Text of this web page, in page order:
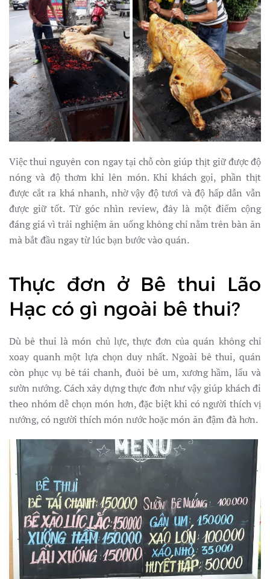
Việc thui nguyên con ngay tại chỗ còn giúp thịt giữ được độ
nóng và độ thơm khi lên món. Khi khách gọi, phần thịt
được cắt ra khá nhanh, nhờ vậy độ tươi và độ hấp dẫn vẫn
được giữ tốt. Từ góc nhìn review, đây là một điểm cộng
đáng giá vì trải nghiệm ăn uống không chỉ nằm trên bàn ăn
mà bắt đầu ngay từ lúc bạn bước vào quán.
Thực đơn ở Bê thui Lão
Hạc có gì ngoài bê thui?
Dù bê thui là món chủ lực, thực đơn của quán không chỉ
xoay quanh một lựa chọn duy nhất. Ngoài bê thui, quán
còn phục vụ bê tái chanh, đuôi bê um, xương hầm, lẩu và
sườn nướng. Cách xây dựng thực đơn như vậy giúp khách đi
theo nhóm dễ chọn món hơn, đặc biệt khi có người thích vị
nướng, có người thích món nước hoặc món ăn đậm đà hơn.